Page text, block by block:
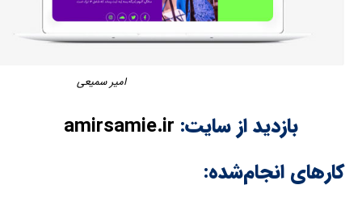
امیر سمیعی
بازدید از سایت: amirsamie.ir
کارهای انجام‌شده: